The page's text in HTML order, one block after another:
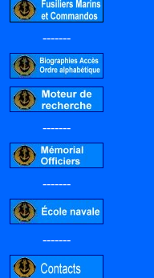
-------
-------
-------
-------